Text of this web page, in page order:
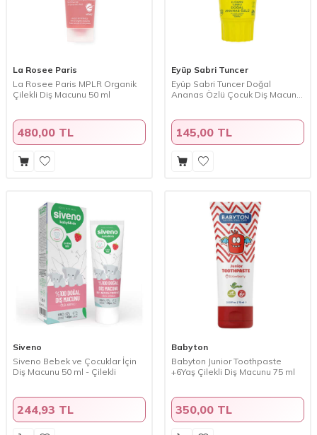
La Rosee Paris
La Rosee Paris MPLR Organik
Çilekli Diş Macunu 50 ml
480,00 TL
Eyüp Sabri Tuncer
Eyüp Sabri Tuncer Doğal
Ananas Özlü Çocuk Diş Macunu
145,00 TL
Siveno
Siveno Bebek ve Çocuklar İçin
Diş Macunu 50 ml - Çilekli
244,93 TL
Babyton
Babyton Junior Toothpaste
+6Yaş Çilekli Diş Macunu 75 ml
350,00 TL